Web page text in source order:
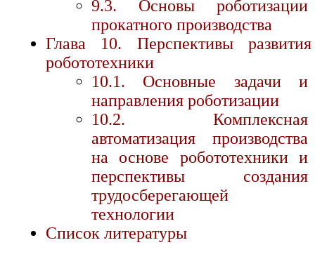
9.3. Основы роботизации
прокатного производства
Глава 10. Перспективы развития
робототехники
10.1. Основные задачи и
направления роботизации
10.2. Комплексная
автоматизация производства
на основе робототехники и
перспективы создания
трудосберегающей
технологии
Список литературы